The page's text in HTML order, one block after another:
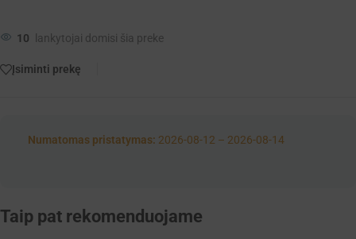
10 lankytojai domisi šia preke
Įsiminti prekę
Numatomas pristatymas: 2026-08-12 – 2026-08-14
Taip pat rekomenduojame